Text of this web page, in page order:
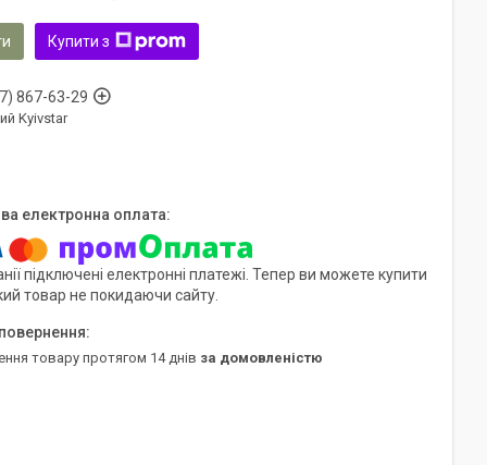
Купити з
867-63-29
Kyivstar
підключені електронні платежі. Тепер ви можете купити
товар не покидаючи сайту.
товару протягом 14 днів за домовленістю